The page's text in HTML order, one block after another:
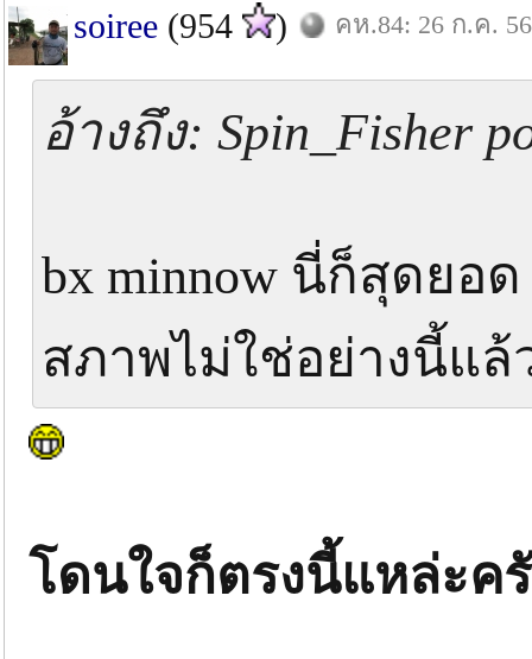
soiree (954 ) คห.84: 26 ก.ค. 56
อ้างถึง: Spin_Fisher
bx minnow นี่ก็สุดยอ
สภาพไม่ใช่อย่างนี้แล้
โดนใจก็ตรงนี้แหล่ะค